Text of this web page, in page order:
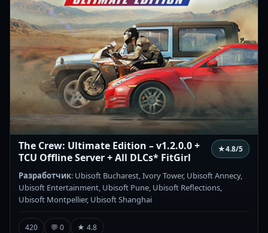
The Crew: Ultimate Edition – v1.2.0.0 +
TCU Offline Server + All DLCs* FitGirl
★4.8/5
Разработчик: Ubisoft Bucharest, Ivory Tower, Ubisoft Annecy,
Ubisoft Entertainment, Ubisoft Pune, Ubisoft Reflections,
Ubisoft Montpellier, Ubisoft Shanghai
420 💬 0 ★ 4.8